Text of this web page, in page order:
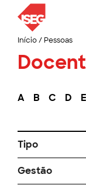
Início/ Pessoas
A B C D E
Tipo
Gestão